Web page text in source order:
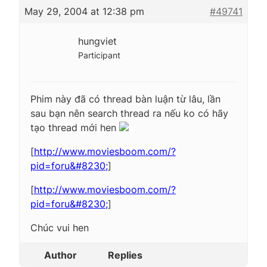
May 29, 2004 at 12:38 pm #49741
hungviet
Participant
Phim này đã có thread bàn luận từ lâu, lần
sau bạn nên search thread ra nếu ko có hãy
tạo thread mới hen
[http://www.moviesboom.com/?
pid=foru&#8230;]
[http://www.moviesboom.com/?
pid=foru&#8230;]
Chúc vui hen
Author Replies